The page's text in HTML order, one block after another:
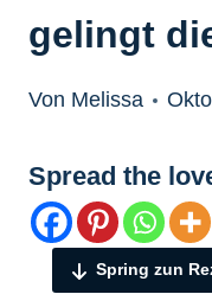
gelingt
Von Melissa
Spread the
Spring zun